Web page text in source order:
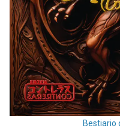
Bestiario